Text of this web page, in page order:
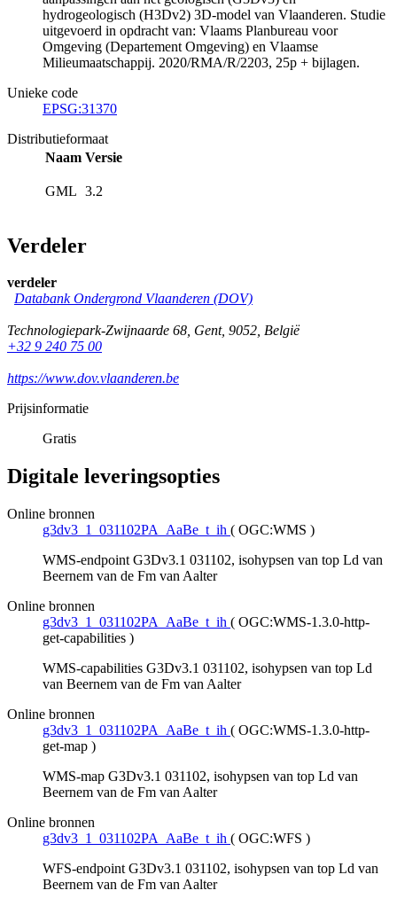
hydrogeologisch (H3Dv2) 3D-model van Vlaanderen. Studie
uitgevoerd in opdracht van: Vlaams Planbureau voor
Omgeving (Departement Omgeving) en Vlaamse
Milieumaatschappij. 2020/RMA/R/2203, 25p + bijlagen.
Unieke code
EPSG:31370
Distributieformaat
Naam Versie
GML 3.2
Verdeler
verdeler
Databank Ondergrond Vlaanderen (DOV)
Technologiepark-Zwijnaarde 68, Gent, 9052, België
+32 9 240 75 00
https://www.dov.vlaanderen.be
Prijsinformatie
Gratis
Digitale leveringsopties
Online bronnen
g3dv3_1_031102PA_AaBe_t_ih ( OGC:WMS )
WMS-endpoint G3Dv3.1 031102, isohypsen van top Ld van
Beernem van de Fm van Aalter
Online bronnen
g3dv3_1_031102PA_AaBe_t_ih ( OGC:WMS-1.3.0-http-
get-capabilities )
WMS-capabilities G3Dv3.1 031102, isohypsen van top Ld
van Beernem van de Fm van Aalter
Online bronnen
g3dv3_1_031102PA_AaBe_t_ih ( OGC:WMS-1.3.0-http-
get-map )
WMS-map G3Dv3.1 031102, isohypsen van top Ld van
Beernem van de Fm van Aalter
Online bronnen
g3dv3_1_031102PA_AaBe_t_ih ( OGC:WFS )
WFS-endpoint G3Dv3.1 031102, isohypsen van top Ld van
Beernem van de Fm van Aalter